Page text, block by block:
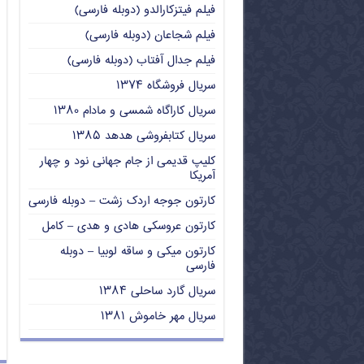
فیلم فیتزکارالدو (دوبله فارسی)
فیلم شجاعان (دوبله فارسی)
فیلم جدال آفتاب (دوبله فارسی)
سریال فروشگاه ۱۳۷۴
سریال کاراگاه شمسی و مادام ۱۳۸۰
سریال کتابفروشی هدهد ۱۳۸۵
کلیپ قدیمی از جام جهانی نود و چهار
آمریکا
کارتون جوجه اردک زشت – دوبله فارسی
کارتون عروسکی هادی و هدی – کامل
کارتون میکی و ساقه لوبیا – دوبله
فارسی
سریال گارد ساحلی ۱۳۸۴
سریال مهر خاموش ۱۳۸۱